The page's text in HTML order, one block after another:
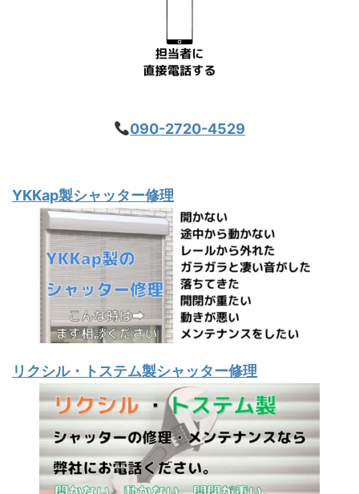
090-2720-4529
YKKap製シャッター修理
リクシル・トステム製シャッター修理